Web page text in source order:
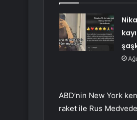
ABD’nin New York
raket ile Rus